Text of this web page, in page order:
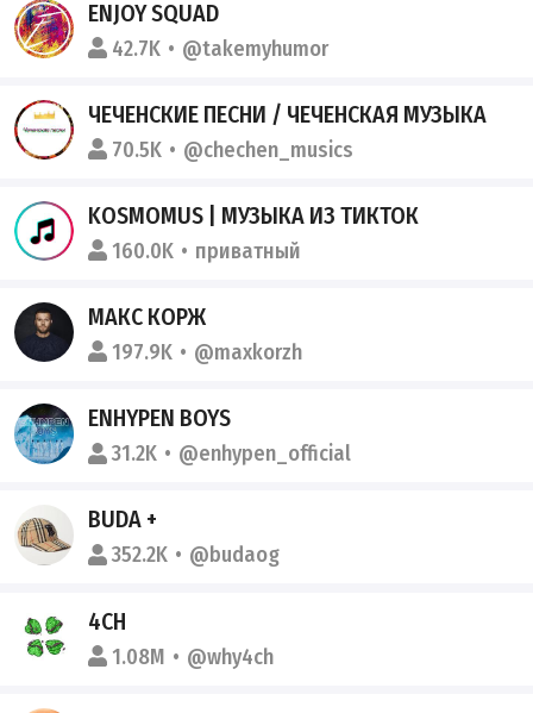
ENJOY SQUAD
42.7K @takemyhumor
ЧЕЧЕНСКИЕ ПЕСНИ / ЧЕЧЕНСКАЯ МУЗЫКА
70.5K @chechen_musics
KOSMOMUS | МУЗЫКА ИЗ ТИКТОК
160.0K приватный
МАКС КОРЖ
197.9K @maxkorzh
ENHYPEN BOYS
31.2K @enhypen_official
BUDA +
352.2K @budaog
4CH
1.08M @why4ch